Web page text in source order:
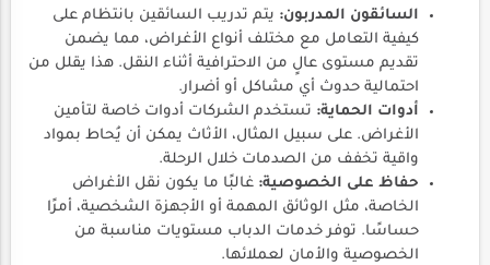
السائقون المدربون: يتم تدريب السائقين بانتظام على
كيفية التعامل مع مختلف أنواع الأغراض، مما يضمن
تقديم مستوى عالٍ من الاحترافية أثناء النقل. هذا يقلل من
احتمالية حدوث أي مشاكل أو أضرار.
أدوات الحماية: تستخدم الشركات أدوات خاصة لتأمين
الأغراض. على سبيل المثال، الأثاث يمكن أن يُحاط بمواد
واقية تخفف من الصدمات خلال الرحلة.
حفاظ على الخصوصية: غالبًا ما يكون نقل الأغراض
الخاصة، مثل الوثائق المهمة أو الأجهزة الشخصية، أمرًا
حساسًا. توفر خدمات الدباب مستويات مناسبة من
الخصوصية والأمان لعملائها.